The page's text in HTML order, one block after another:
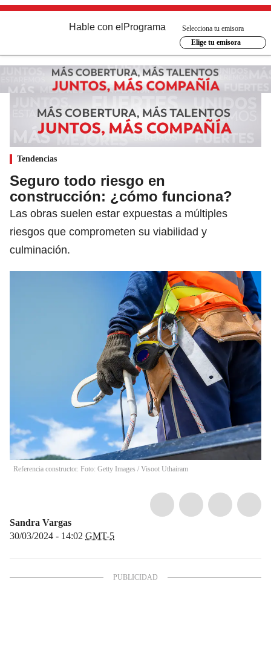
Hable con el Programa
Selecciona tu emisora
Elige tu emisora
Tendencias
Seguro todo riesgo en
construcción: ¿cómo funciona?
Las obras suelen estar expuestas a múltiples
riesgos que comprometen su viabilidad y
culminación.
Referencia constructor. Foto: Getty Images / Visoot Uthairam
Sandra Vargas
30/03/2024 - 14:02 GMT-5